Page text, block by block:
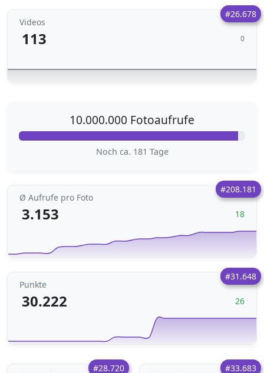
#26.678
Videos
113 0
10.000.000 Fotoaufrufe
Noch ca. 181 Tage
#208.181
Ø Aufrufe pro Foto
3.153 18
#31.648
Punkte
30.222 26
#28.720 #33.683